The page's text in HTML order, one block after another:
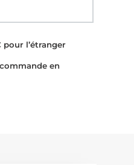
l’étranger
en